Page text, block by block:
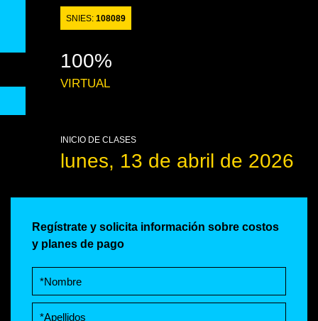
SNIES: 108089
100%
VIRTUAL
INICIO DE CLASES
lunes, 13 de abril de 2026
Regístrate y solicita información sobre costos
y planes de pago